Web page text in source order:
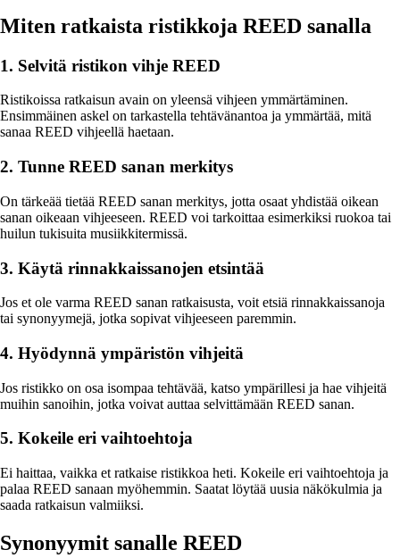
Miten ratkaista ristikkoja REED sanalla
1. Selvitä ristikon vihje REED
Ristikoissa ratkaisun avain on yleensä vihjeen ymmärtäminen.
Ensimmäinen askel on tarkastella tehtävänantoa ja ymmärtää, mitä
sanaa REED vihjeellä haetaan.
2. Tunne REED sanan merkitys
On tärkeää tietää REED sanan merkitys, jotta osaat yhdistää oikean
sanan oikeaan vihjeeseen. REED voi tarkoittaa esimerkiksi ruokoa tai
huilun tukisuita musiikkitermissä.
3. Käytä rinnakkaissanojen etsintää
Jos et ole varma REED sanan ratkaisusta, voit etsiä rinnakkaissanoja
tai synonyymejä, jotka sopivat vihjeeseen paremmin.
4. Hyödynnä ympäristön vihjeitä
Jos ristikko on osa isompaa tehtävää, katso ympärillesi ja hae vihjeitä
muihin sanoihin, jotka voivat auttaa selvittämään REED sanan.
5. Kokeile eri vaihtoehtoja
Ei haittaa, vaikka et ratkaise ristikkoa heti. Kokeile eri vaihtoehtoja ja
palaa REED sanaan myöhemmin. Saatat löytää uusia näkökulmia ja
saada ratkaisun valmiiksi.
Synonyymit sanalle REED